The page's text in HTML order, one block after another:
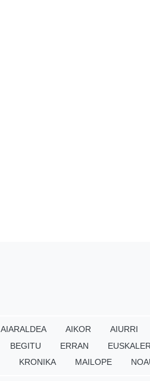
AIARALDEA AIKOR AIURRI
BEGITU
ERRAN
KRONIKA
MAILOPE